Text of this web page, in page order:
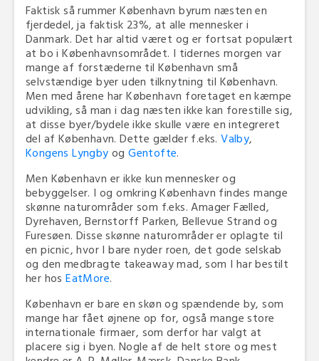
Faktisk så rummer København byrum næsten en
fjerdedel, ja faktisk 23%, at alle mennesker i
Danmark. Det har altid været og er fortsat populært
at bo i Københavnsområdet. I tidernes morgen var
mange af forstæderne til København små
selvstændige byer uden tilknytning til København.
Men med årene har København foretaget en kæmpe
udvikling, så man i dag næsten ikke kan forestille sig,
at disse byer/bydele ikke skulle være en integreret
del af København. Dette gælder f.eks.Valby,
Kongens Lyngby ogGentofte.
Men København er ikke kun mennesker og
bebyggelser. I og omkring København findes mange
skønne naturområder som f.eks. Amager Fælled,
Dyrehaven, Bernstorff Parken, Bellevue Strand og
Furesøen. Disse skønne naturområder er oplagte til
en picnic, hvor I bare nyder roen, det gode selskab
og den medbragte takeaway mad, som I har bestilt
her hosEatMore.
København er bare en skøn og spændende by, som
mange har fået øjnene op for, også mange store
internationale firmaer, som derfor har valgt at
placere sig i byen. Nogle af de helt store og mest